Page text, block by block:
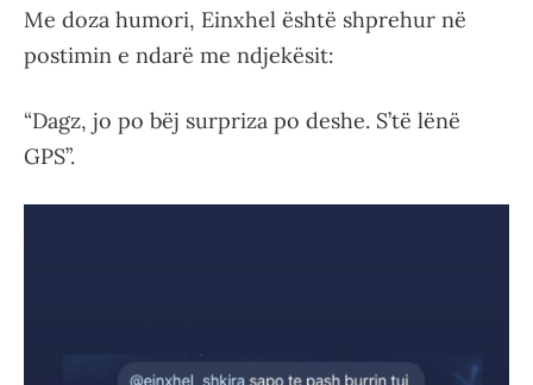
Me doza humori, Einxhel është shprehur në
postimin e ndarë me ndjekësit:
“Dagz, jo po bëj surpriza po deshe. S’të lënë
GPS”.